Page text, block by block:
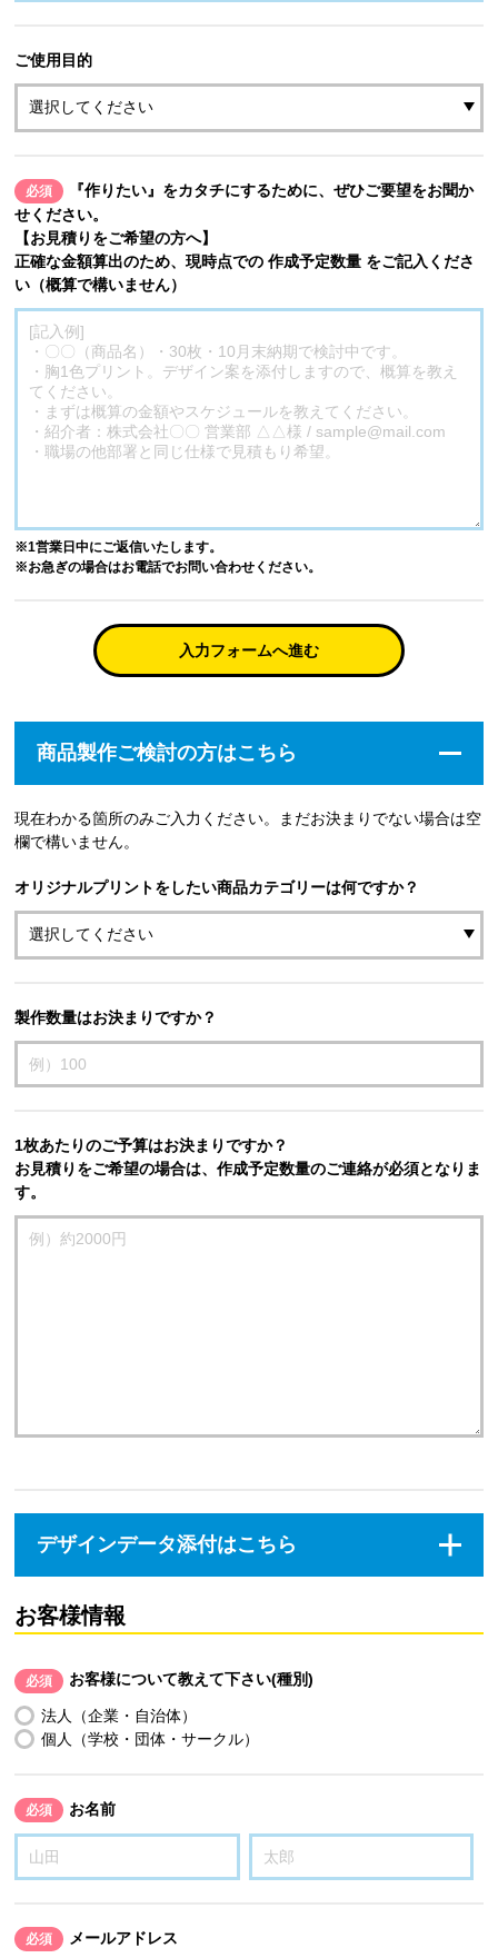
ご使用目的
必須
『作りたい』をカタチにするために、ぜひご要望をお聞か
せください。
【お見積りをご希望の方へ】
正確な金額算出のため、現時点での 作成予定数量 をご記入くださ
い（概算で構いません）
※1営業日中にご返信いたします。
※お急ぎの場合はお電話でお問い合わせください。
入力フォームへ進む
商品製作ご検討の方はこちら
現在わかる箇所のみご入力ください。まだお決まりでない場合は空
欄で構いません。
オリジナルプリントをしたい商品カテゴリーは何ですか？
製作数量はお決まりですか？
1枚あたりのご予算はお決まりですか？
お見積りをご希望の場合は、作成予定数量のご連絡が必須となりま
す。
デザインデータ添付はこちら
お客様情報
必須 お客様について教えて下さい(種別)
法人（企業・自治体）
個人（学校・団体・サークル）
必須 お名前
必須 メールアドレス